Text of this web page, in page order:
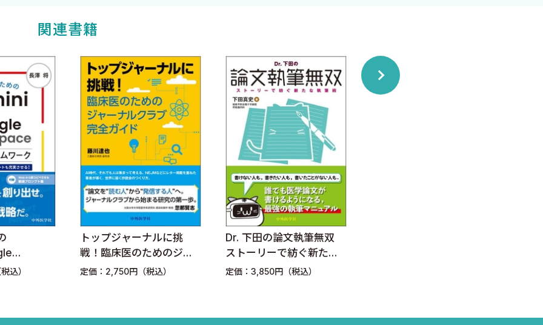
関連書籍
フレーム
込）
トップジャーナルに挑
戦！臨床医のためのジャ
ーナルクラブ完全ガイド
定価：2,750円（税込）
Dr. 下田の論文執筆無双
ストーリーで紡ぐ新たな
執筆術
定価：3,850円（税込）